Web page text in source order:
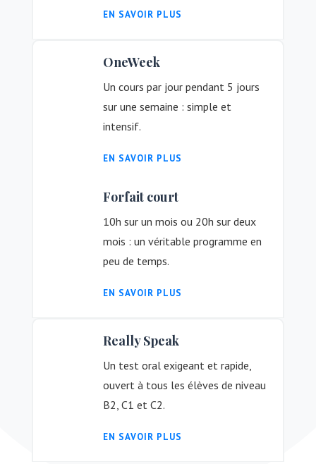
EN SAVOIR PLUS
OneWeek
Un cours par jour pendant 5 jours
sur une semaine : simple et
intensif.
EN SAVOIR PLUS
Forfait court
10h sur un mois ou 20h sur deux
mois : un véritable programme en
peu de temps.
EN SAVOIR PLUS
Really Speak
Un test oral exigeant et rapide,
ouvert à tous les élèves de niveau
B2, C1 et C2.
EN SAVOIR PLUS